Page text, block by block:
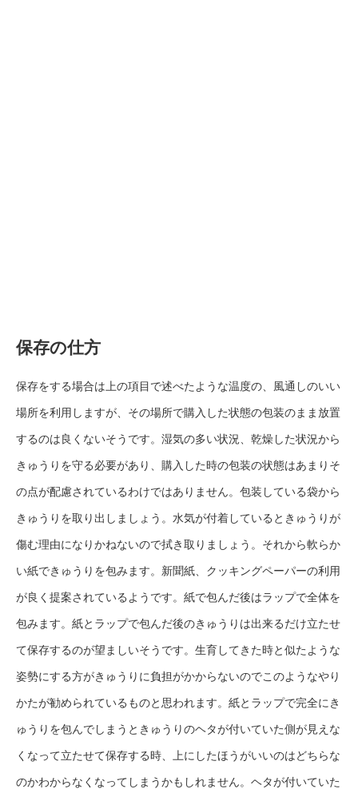
保存の仕方
保存をする場合は上の項目で述べたような温度の、風通しのいい
場所を利用しますが、その場所で購入した状態の包装のまま放置
するのは良くないそうです。湿気の多い状況、乾燥した状況から
きゅうりを守る必要があり、購入した時の包装の状態はあまりそ
の点が配慮されているわけではありません。包装している袋から
きゅうりを取り出しましょう。水気が付着しているときゅうりが
傷む理由になりかねないので拭き取りましょう。それから軟らか
い紙できゅうりを包みます。新聞紙、クッキングペーパーの利用
が良く提案されているようです。紙で包んだ後はラップで全体を
包みます。紙とラップで包んだ後のきゅうりは出来るだけ立たせ
て保存するのが望ましいそうです。生育してきた時と似たような
姿勢にする方がきゅうりに負担がかからないのでこのようなやり
かたが勧められているものと思われます。紙とラップで完全にき
ゅうりを包んでしまうときゅうりのヘタが付いていた側が見えな
くなって立たせて保存する時、上にしたほうがいいのはどちらな
のかわからなくなってしまうかもしれません。ヘタが付いていた